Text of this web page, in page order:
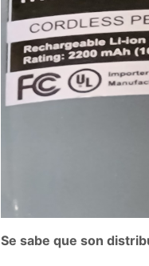
Se sabe que son